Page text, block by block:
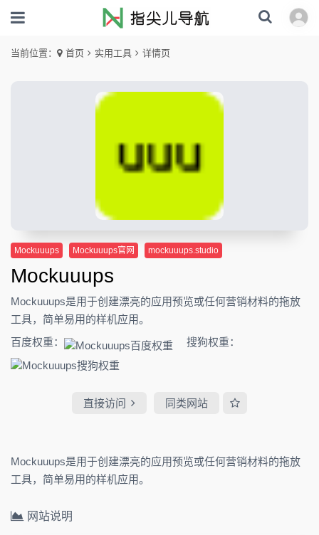
当前位置： 首页 实用工具 详情页
Mockuuups Mockuuups官网 mockuuups.studio
Mockuuups
Mockuuups是用于创建漂亮的应用预览或任何营销材料的拖放
工具，简单易用的样机应用。
百度权重：
搜狗权重：
直接访问 同类网站
Mockuuups是用于创建漂亮的应用预览或任何营销材料的拖放
工具，简单易用的样机应用。
网站说明